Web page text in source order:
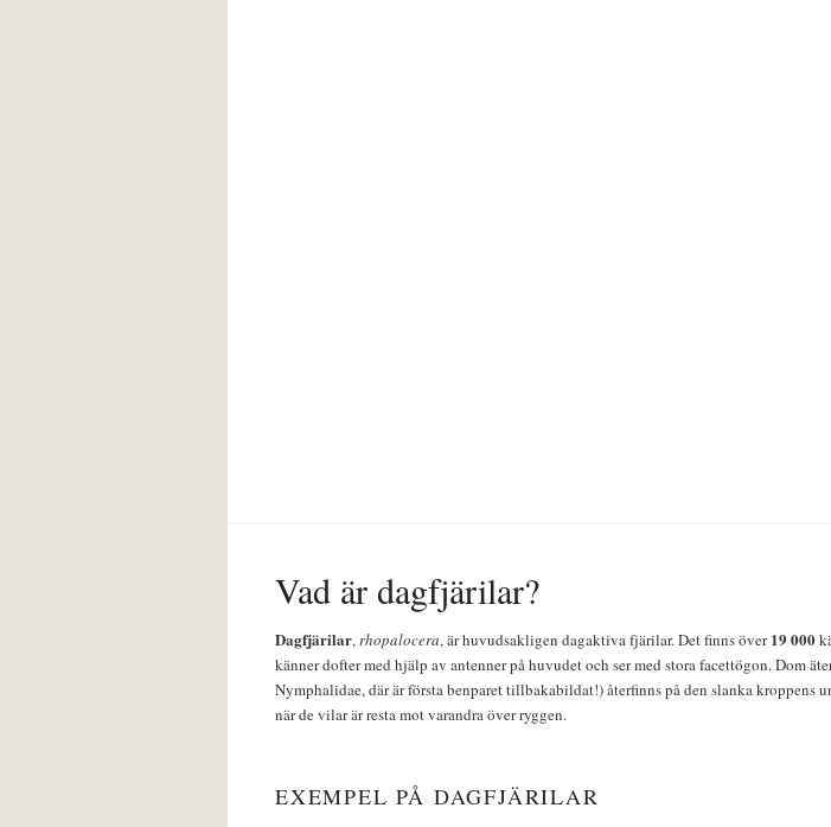
Vad är dagfjärilar?
Dagfjärilar,rhopalocera, är huvudsakligen dagaktiva fjärilar. Det finns över19 000
känner dofter med hjälp av antenner på huvudet och ser med stora facettögon. Dom
Nymphalidae, där är första benparet tillbakabildat!) återfinns på den slanka kroppens
när de vilar är resta mot varandra över ryggen.
EXEMPEL PÅ DAGFJÄRILAR